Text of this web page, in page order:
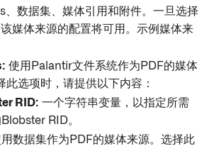
、数据集、媒体引用和附件。一旦选择
媒体来源的配置将可用。示例媒体来
使用Palantir文件系统作为PDF的媒体
此选项时，请提供以下内容：
RID: 一个字符串变量，以指定所需
RID。
数据集作为PDF的媒体来源。选择此